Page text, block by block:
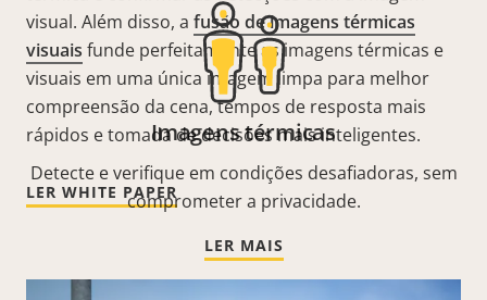
visual. Além disso, a fusão de imagens térmicas
visuais funde perfeitamente as imagens térmicas e
visuais em uma única imagem limpa para melhor
compreensão da cena, tempos de resposta mais
rápidos e tomada de decisões mais inteligentes.
LER WHITE PAPER
Imagens térmicas
Detecte e verifique em condições desafiadoras, sem
comprometer a privacidade.
LER MAIS